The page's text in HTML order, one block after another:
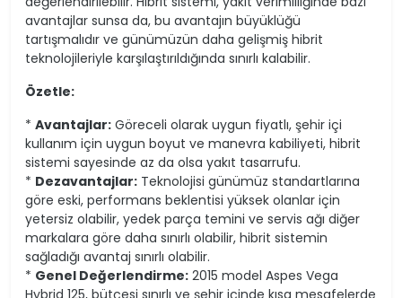
avantajlar sunsa da, bu avantajın büyüklüğü
tartışmalıdır ve günümüzün daha gelişmiş hibrit
teknolojileriyle karşılaştırıldığında sınırlı kalabilir.
Özetle:
* Avantajlar: Göreceli olarak uygun fiyatlı, şehir içi
kullanım için uygun boyut ve manevra kabiliyeti, hibrit
sistemi sayesinde az da olsa yakıt tasarrufu.
* Dezavantajlar: Teknolojisi günümüz standartlarına
göre eski, performans beklentisi yüksek olanlar için
yetersiz olabilir, yedek parça temini ve servis ağı diğer
markalara göre daha sınırlı olabilir, hibrit sistemin
sağladığı avantaj sınırlı olabilir.
* Genel Değerlendirme: 2015 model Aspes Vega
Hybrid 125, bütçesi sınırlı ve şehir içinde kısa mesafelerde